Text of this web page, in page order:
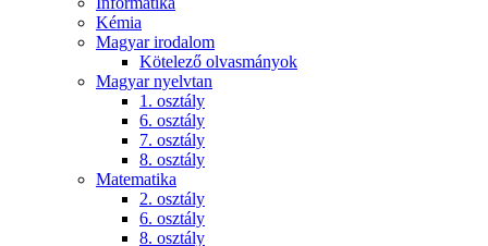
Kémia
Magyar irodalom
Kötelező olvasmányok
Magyar nyelvtan
1. osztály
6. osztály
7. osztály
8. osztály
Matematika
2. osztály
6. osztály
8. osztály